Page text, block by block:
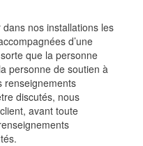
nos installations les
d’une
que la personne
personne de soutien à
renseignements
discutés, nous
avant toute